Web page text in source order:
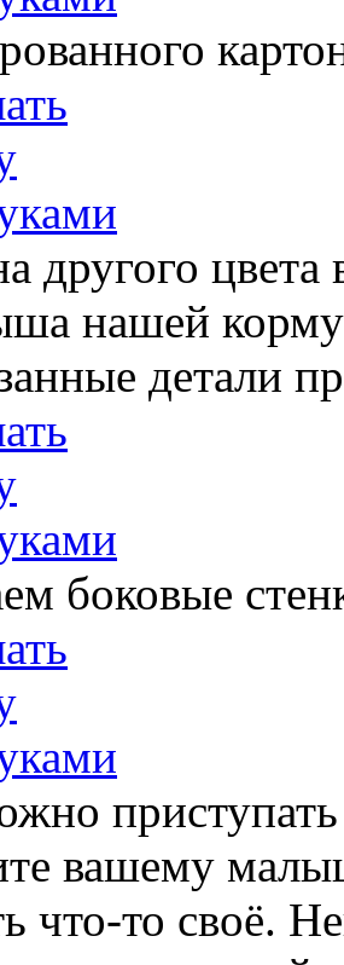
другого
нашей
детали
боковые
вашему
что-то своё.